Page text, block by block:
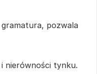
pozwala
nierówności tynku.